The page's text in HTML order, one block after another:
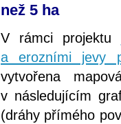
než 5 ha
V rámci projektu
a erozními jevy
vytvořena
v následujícím
(dráhy přímého